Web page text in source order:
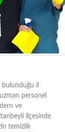
bulunduğu il
personel
ve
ilçesinde
temizlik